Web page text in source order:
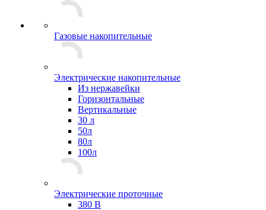
Газовые накопительные
Электрические накопительные
Из нержавейки
Горизонтальные
Вертикальные
30 л
50л
80л
100л
Электрические проточные
380 В